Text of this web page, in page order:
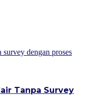
Tanpa Survey